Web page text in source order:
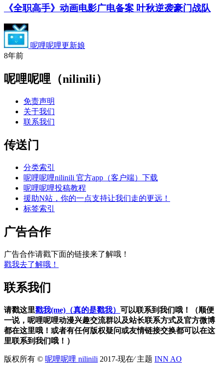
《全职高手》动画电影广电备案 叶秋逆袭豪门战队
呢哩呢哩更新娘
8年前
呢哩呢哩（nilinili）
免责声明
关于我们
联系我们
传送门
分类索引
呢哩呢哩nilinili 官方app（客户端）下载
呢哩呢哩投稿教程
援助N站，你的一点支持让我们走的更远！
标签索引
广告合作
广告合作请戳下面的链接来了解哦！
戳我去了解哦！
联系我们
请戳这里戳我(me)（真的是戳我） 可以联系到我们哦！（顺便
一说，呢哩呢哩动漫兴趣交流群以及站长联系方式及官方微博
都在这里哦！或者有任何版权疑问或友情链接交换都可以在这
里联系到我们哦！）
版权所有 © 呢哩呢哩 nilinili 2017-现在⁄ 主题 INN AO